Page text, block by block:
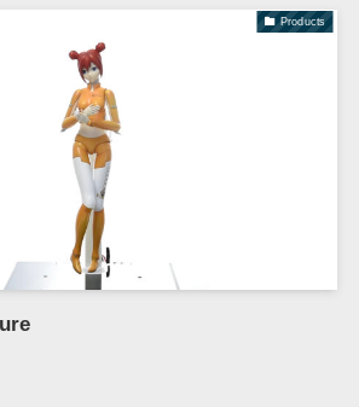
Products